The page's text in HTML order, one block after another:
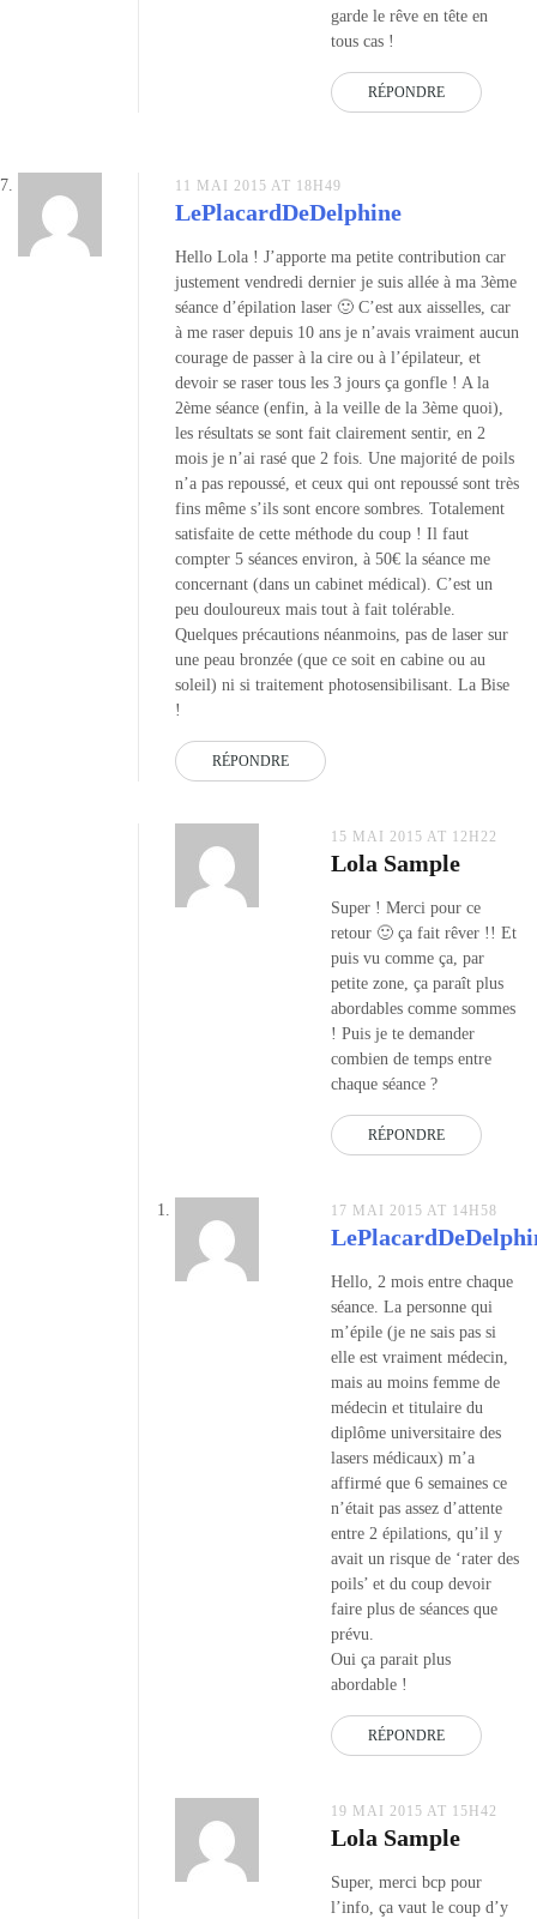
garde le rêve en tête en
tous cas !
RÉPONDRE
11 MAI 2015 AT 18H49
LePlacardDeDelphine
Hello Lola ! J’apporte ma petite contribution car
justement vendredi dernier je suis allée à ma 3ème
séance d’épilation laser 🙂 C’est aux aisselles, car
à me raser depuis 10 ans je n’avais vraiment aucun
courage de passer à la cire ou à l’épilateur, et
devoir se raser tous les 3 jours ça gonfle ! A la
2ème séance (enfin, à la veille de la 3ème quoi),
les résultats se sont fait clairement sentir, en 2
mois je n’ai rasé que 2 fois. Une majorité de poils
n’a pas repoussé, et ceux qui ont repoussé sont très
fins même s’ils sont encore sombres. Totalement
satisfaite de cette méthode du coup ! Il faut
compter 5 séances environ, à 50€ la séance me
concernant (dans un cabinet médical). C’est un
peu douloureux mais tout à fait tolérable.
Quelques précautions néanmoins, pas de laser sur
une peau bronzée (que ce soit en cabine ou au
soleil) ni si traitement photosensibilisant. La Bise
!
RÉPONDRE
15 MAI 2015 AT 12H22
Lola Sample
Super ! Merci pour ce
retour 🙂 ça fait rêver !! Et
puis vu comme ça, par
petite zone, ça paraît plus
abordables comme sommes
! Puis je te demander
combien de temps entre
chaque séance ?
RÉPONDRE
17 MAI 2015 AT 14H58
Hello, 2 mois entre chaque
séance. La personne qui
m’épile (je ne sais pas si
elle est vraiment médecin,
mais au moins femme de
médecin et titulaire du
diplôme universitaire des
lasers médicaux) m’a
affirmé que 6 semaines ce
n’était pas assez d’attente
entre 2 épilations, qu’il y
avait un risque de ‘rater des
poils’ et du coup devoir
faire plus de séances que
prévu.
Oui ça parait plus
abordable !
RÉPONDRE
19 MAI 2015 AT 15H42
Lola Sample
Super, merci bcp pour
l’info, ça vaut le coup d’y